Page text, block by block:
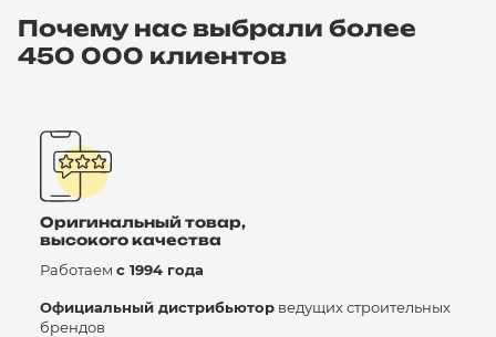
Почему нас выбрали более
450 000 клиентов
Оригинальный товар,
высокого качества
Работаем с 1994 года
Официальный дистрибьютор ведущих строительных
брендов